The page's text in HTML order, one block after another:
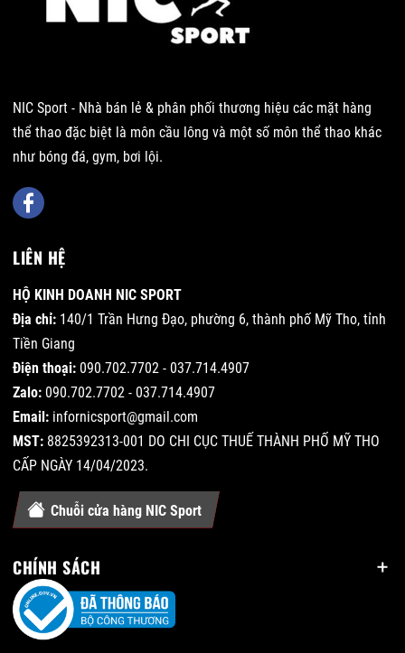
NIC Sport - Nhà bán lẻ & phân phối thương hiệu các mặt hàng
thể thao đặc biệt là môn cầu lông và một số môn thể thao khác
như bóng đá, gym, bơi lội.
LIÊN HỆ
HỘ KINH DOANH NIC SPORT
Địa chỉ: 140/1 Trần Hưng Đạo, phường 6, thành phố Mỹ Tho, tỉnh
Tiền Giang
Điện thoại: 090.702.7702 - 037.714.4907
Zalo: 090.702.7702 - 037.714.4907
Email: infornicsport@gmail.com
MST: 8825392313-001 DO CHI CỤC THUẾ THÀNH PHỐ MỸ THO
CẤP NGÀY 14/04/2023.
Chuỗi cửa hàng NIC Sport
CHÍNH SÁCH